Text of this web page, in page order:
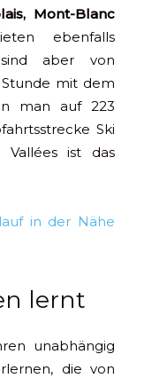
Mont-Blanc
ebenfalls
sind aber von
mit dem
man auf 223
Ski
Vallées ist das
in der Nähe
lernt
unabhängig
die von